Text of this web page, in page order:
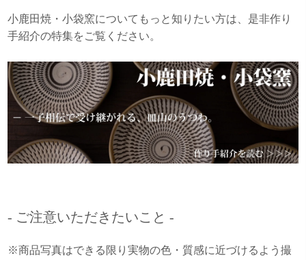
小鹿田焼・小袋窯についてもっと知りたい方は、是非作り
手紹介の特集をご覧ください。
- ご注意いただきたいこと -
※商品写真はできる限り実物の色・質感に近づけるよう撮